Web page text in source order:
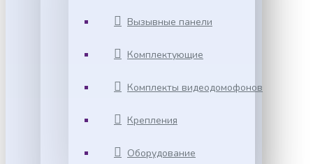
Вызывные панели
Комплектующие
Комплекты видеодомофонов
Крепления
Оборудование